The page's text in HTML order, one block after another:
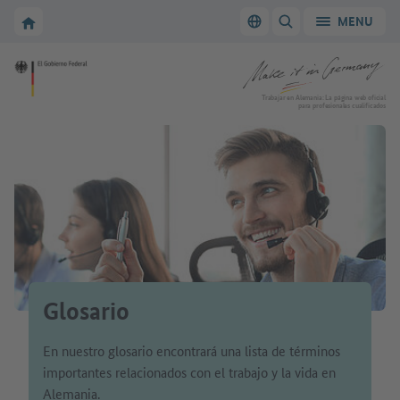
A la página de inicio de Make it in GermanyCambiar el idioma
MOSTRAR/MENU
A la página de inicio de Make it in Germany
Trabajar en Alemania: La página web oficial
para profesionales cualificados
Glosario
En nuestro glosario encontrará una lista de términos
importantes relacionados con el trabajo y la vida en
Alemania.